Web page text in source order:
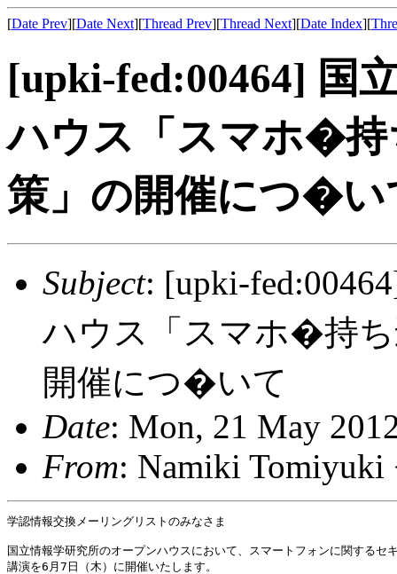
[Date Prev][Date Next][Thread Prev][Thread Next][Date Index][
[upki-fed:00464] 国
ハウス「スマホ�持
策」の開催につ�い
Subject: [upki-
ハウス「スマホ�持
開催につ�いて
Date: Mon, 21 May
From: Namiki
学認情報交換メーリングリストのみなさま
国立情報学研究所のオープンハウスにおいて、スマートフォンに関するセ
講演を6月7日（木）に開催いたします。